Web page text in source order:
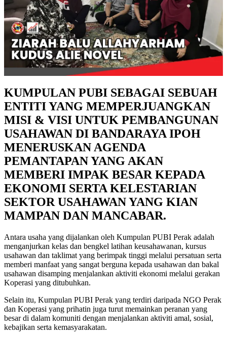
KUMPULAN PUBI SEBAGAI SEBUAH
ENTITI YANG MEMPERJUANGKAN
MISI & VISI UNTUK PEMBANGUNAN
USAHAWAN DI BANDARAYA IPOH
MENERUSKAN AGENDA
PEMANTAPAN YANG AKAN
MEMBERI IMPAK BESAR KEPADA
EKONOMI SERTA KELESTARIAN
SEKTOR USAHAWAN YANG KIAN
MAMPAN DAN MANCABAR.
Antara usaha yang dijalankan oleh Kumpulan PUBI Perak adalah
menganjurkan kelas dan bengkel latihan keusahawanan, kursus
usahawan dan taklimat yang berimpak tinggi melalui persatuan serta
memberi manfaat yang sangat berguna kepada usahawan dan bakal
usahawan disamping menjalankan aktiviti ekonomi melalui gerakan
Koperasi yang ditubuhkan.
Selain itu, Kumpulan PUBI Perak yang terdiri daripada NGO Perak
dan Koperasi yang prihatin juga turut memainkan peranan yang
besar di dalam komuniti dengan menjalankan aktiviti amal, sosial,
kebajikan serta kemasyarakatan.